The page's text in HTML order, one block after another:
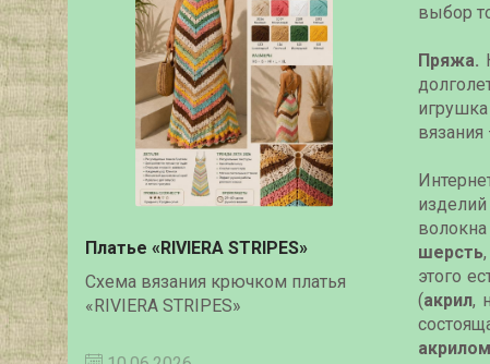
выбор
Пряжа.
шерсть
этого
(акрил,
Платье «RIVIERA STRIPES»
Схема вязания крючком платья
«RIVIERA STRIPES»